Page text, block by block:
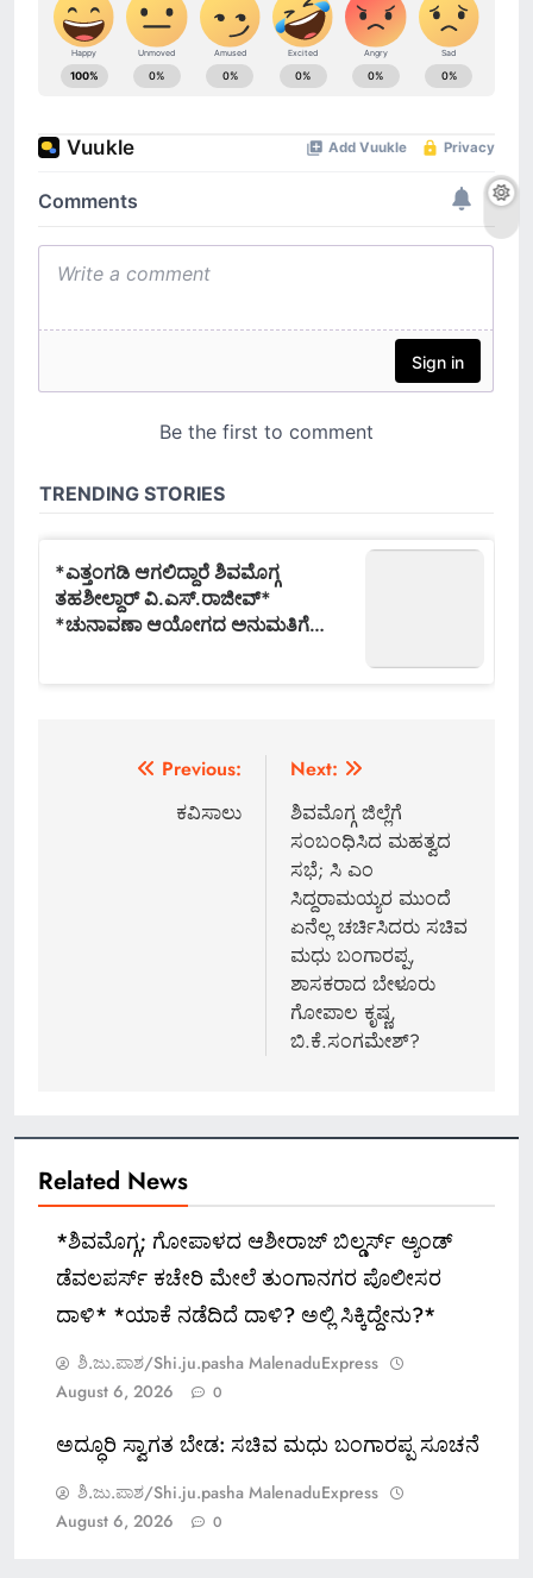
navigation
Previous:
ಕವಿಸಾಲು
Next:
ಶಿವಮೊಗ್ಗ ಜಿಲ್ಲೆಗೆ
ಸಂಬಂಧಿಸಿದ ಮಹತ್ವದ
ಸಭೆ; ಸಿ ಎಂ
ಸಿದ್ದರಾಮಯ್ಯರ ಮುಂದೆ
ಏನೆಲ್ಲ ಚರ್ಚಿಸಿದರು ಸಚಿವ
ಮಧು ಬಂಗಾರಪ್ಪ,
ಶಾಸಕರಾದ ಬೇಳೂರು
ಗೋಪಾಲ ಕೃಷ್ಣ,
ಬಿ.ಕೆ.ಸಂಗಮೇಶ್?
Related News
*ಶಿವಮೊಗ್ಗ; ಗೋಪಾಳದ ಆಶೀರಾಜ್ ಬಿಲ್ಡರ್ಸ್ ಅ್ಯಂಡ್
ಡೆವಲಪರ್ಸ್ ಕಚೇರಿ ಮೇಲೆ ತುಂಗಾನಗರ ಪೊಲೀಸರ
ದಾಳಿ* *ಯಾಕೆ ನಡೆದಿದೆ ದಾಳಿ? ಅಲ್ಲಿ ಸಿಕ್ಕಿದ್ದೇನು?*
ಶಿ.ಜು.ಪಾಶ/Shi.ju.pasha MalenaduExpress
August 6, 2026
0
ಅದ್ಧೂರಿ ಸ್ವಾಗತ ಬೇಡ: ಸಚಿವ ಮಧು ಬಂಗಾರಪ್ಪ ಸೂಚನೆ
ಶಿ.ಜು.ಪಾಶ/Shi.ju.pasha MalenaduExpress
August 6, 2026
0